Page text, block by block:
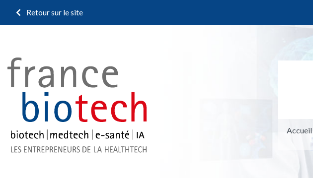
Retour sur le site
Accueil